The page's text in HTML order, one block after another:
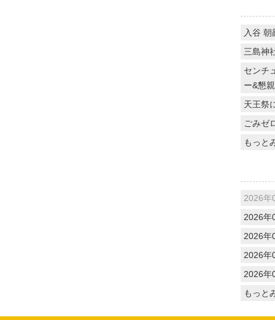
入谷
三島神
センチ
ー&懇
天王祭
ごみゼ
もっと
2026年
2026年
2026年
2026年
2026年
もっと